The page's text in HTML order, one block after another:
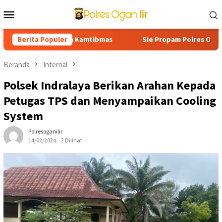
ke
Mobile
Berita Populer
Dan Kamtibmas Sie Propam Polres Ogan Ilir
Beranda Internal
Polsek Indralaya Berikan Arahan Kepada
Petugas TPS dan Menyampaikan Cooling
System
Polresoganilir
14/02/2024
2 Dilihat